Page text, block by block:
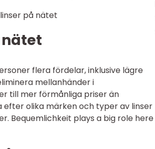
på nätet
flera fördelar, inklusive lägre
mellanhänder i
till mer förmånliga priser än
olika märken och typer av linser
Bequemlichkeit plays a big role here